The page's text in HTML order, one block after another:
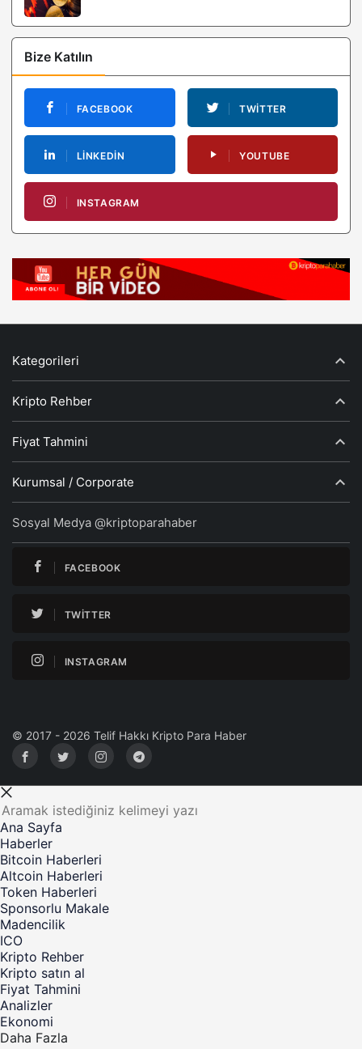
Bize Katılın
FACEBOOK TWITTER
LINKEDIN YOUTUBE
INSTAGRAM
Kategorileri
Kripto Rehber
Fiyat Tahmini
Kurumsal / Corporate
Sosyal Medya @kriptoparahaber
FACEBOOK
TWITTER
INSTAGRAM
© 2017 - 2026 Telif Hakkı Kripto Para Haber
Ana Sayfa
Haberler
Bitcoin Haberleri
Altcoin Haberleri
Token Haberleri
Sponsorlu Makale
Madencilik
ICO
Kripto Rehber
Kripto satın al
Fiyat Tahmini
Analizler
Ekonomi
Daha Fazla